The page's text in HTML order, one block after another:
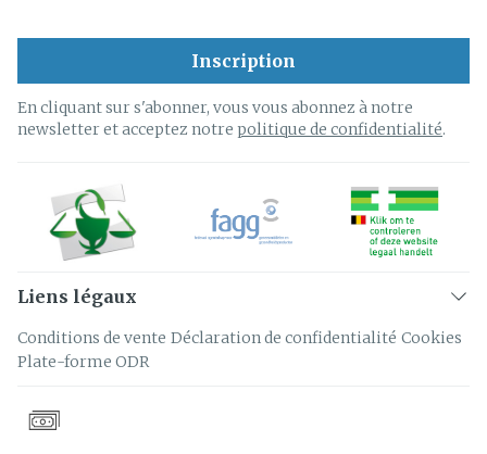
Inscription
En cliquant sur s'abonner, vous vous abonnez à notre
newsletter et acceptez notre politique de confidentialité.
Liens légaux
Conditions de vente Déclaration de confidentialité Cookies
Plate-forme ODR